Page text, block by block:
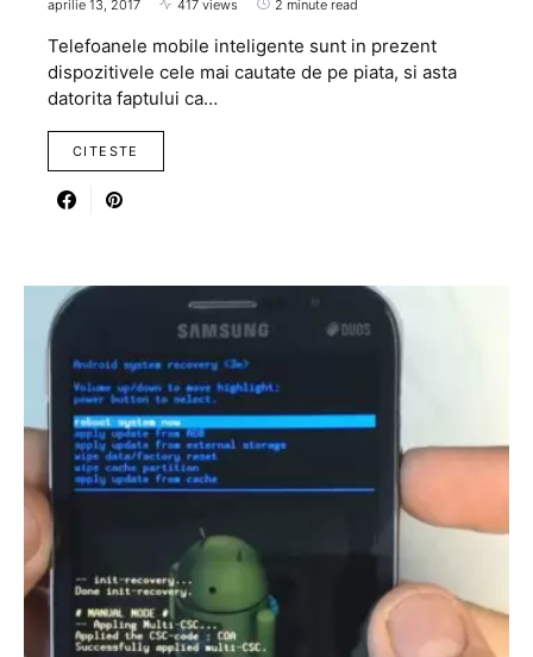
aprilie 13, 2017 417 views 2 minute read
Telefoanele mobile inteligente sunt in prezent
dispozitivele cele mai cautate de pe piata, si asta
datorita faptului ca…
CITESTE